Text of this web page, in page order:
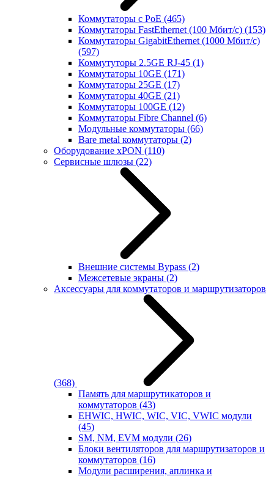
Коммутаторы с PoE (465)
Коммутаторы FastEthernet (100 Мбит/с) (153)
Коммутаторы GigabitEthernet (1000 Мбит/с)
(597)
Коммутуторы 2.5GE RJ-45 (1)
Коммутаторы 10GE (171)
Коммутаторы 25GE (17)
Коммутаторы 40GE (21)
Коммутаторы 100GE (12)
Коммутаторы Fibre Channel (6)
Модульные коммутаторы (66)
Bare metal коммутаторы (2)
Оборудование xPON (110)
Сервисные шлюзы (22)
Внешние системы Bypass (2)
Межсетевые экраны (2)
Аксессуары для коммутаторов и маршрутизаторов
(368)
Память для маршрутикаторов и
коммутаторов (43)
EHWIC, HWIC, WIC, VIC, VWIC модули
(45)
SM, NM, EVM модули (26)
Блоки вентиляторов для маршрутизаторов и
коммутаторов (16)
Модули расширения, аплинка и